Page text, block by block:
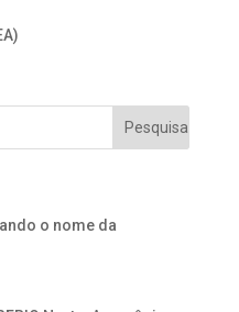
o nome da